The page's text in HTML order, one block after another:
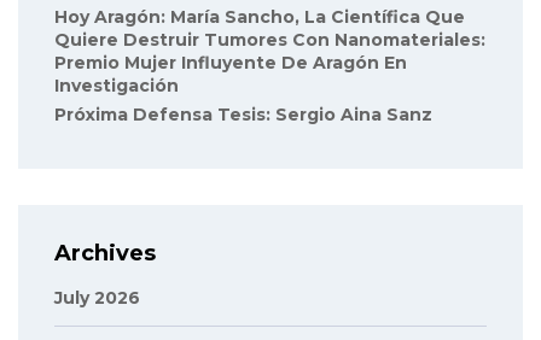
Hoy Aragón: María Sancho, La Científica Que
Quiere Destruir Tumores Con Nanomateriales:
Premio Mujer Influyente De Aragón En
Investigación
Próxima Defensa Tesis: Sergio Aina Sanz
Archives
July 2026